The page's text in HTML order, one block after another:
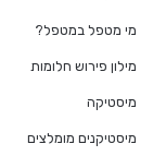
מי מטפל במטפל?
מילון פירוש חלומות
מיסטיקה
מיסטיקנים מומלצים